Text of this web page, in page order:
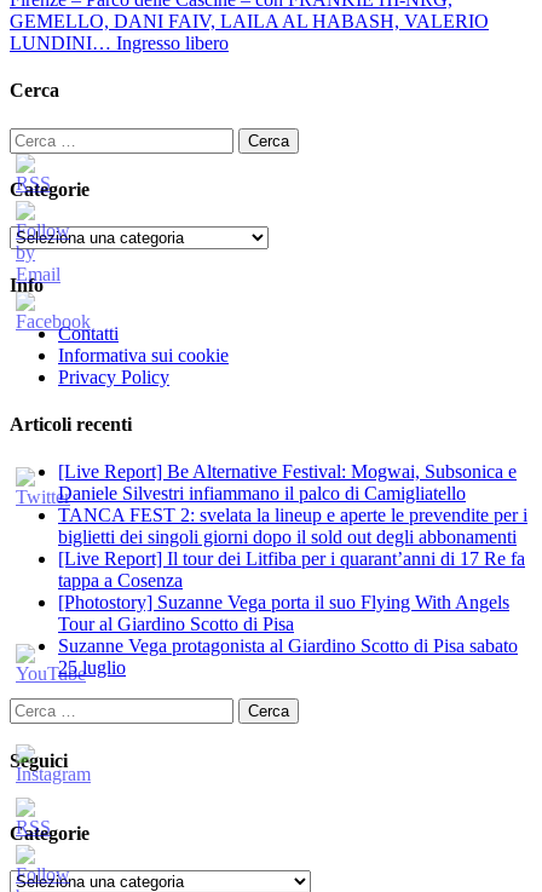
GEMELLO, DANI FAIV, LAILA AL HABASH, VALERIO
LUNDINI… Ingresso libero
Cerca
Ricerca
per:
Categorie
Categorie
Info
Contatti
Informativa sui cookie
Privacy Policy
Articoli recenti
[Live Report] Be Alternative Festival: Mogwai, Subsonica e
Daniele Silvestri infiammano il palco di Camigliatello
TANCA FEST 2: svelata la lineup e aperte le prevendite per i
biglietti dei singoli giorni dopo il sold out degli abbonamenti
[Live Report] Il tour dei Litfiba per i quarant’anni di 17 Re fa
tappa a Cosenza
[Photostory] Suzanne Vega porta il suo Flying With Angels
Tour al Giardino Scotto di Pisa
Suzanne Vega protagonista al Giardino Scotto di Pisa sabato
25 luglio
Ricerca
per:
Seguici
Categorie
Categorie